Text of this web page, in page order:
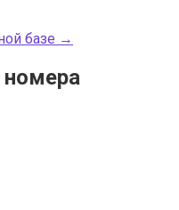
базе →
номера